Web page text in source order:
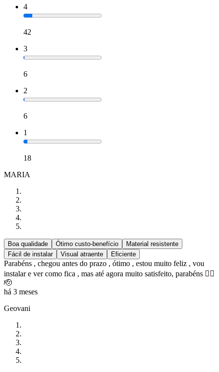
4
42
3
6
2
6
1
18
MARIA
Boa qualidade Ótimo custo-benefício
Material resistente
Fácil de instalar
Visual atraente Eficiente
Parabéns , chegou antes do prazo , ótimo , estou muito feliz , vou
instalar e ver como fica , mas até agora muito satisfeito, parabéns 👍🏻
🫡
há 3 meses
Geovani